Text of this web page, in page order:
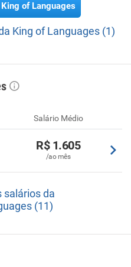
of Languages
King of Languages (1)
Salário Médio
R$ 1.605
/ao mês
salários da
(11)